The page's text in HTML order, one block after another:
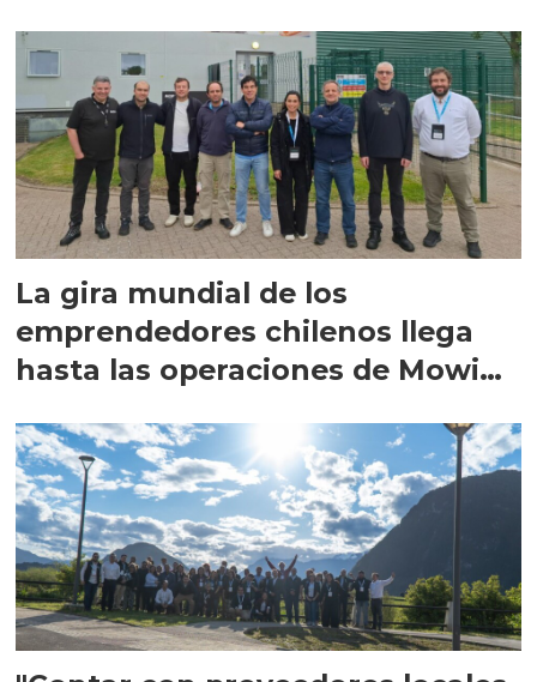
La gira mundial de los
emprendedores chilenos llega
hasta las operaciones de Mowi